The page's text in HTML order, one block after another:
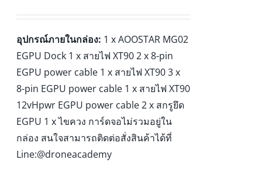
อุปกรณ์ภายในกล่อง: 1 x AOOSTAR MG02
EGPU Dock 1 x สายไฟ XT90 2 x 8-pin
EGPU power cable 1 x สายไฟ XT90 3 x
8-pin EGPU power cable 1 x สายไฟ XT90
12vHpwr EGPU power cable 2 x สกรูยึด
EGPU 1 x ไขควง การ์ดจอไม่รวมอยู่ใน
กล่อง สนใจสามารถติดต่อสั่งสินค้าได้ที่
Line:@droneacademy